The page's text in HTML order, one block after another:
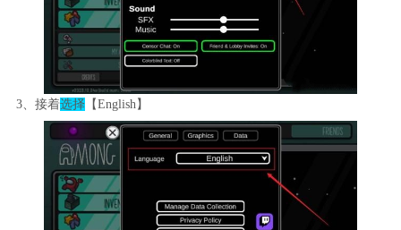
3、接着选择 【English】